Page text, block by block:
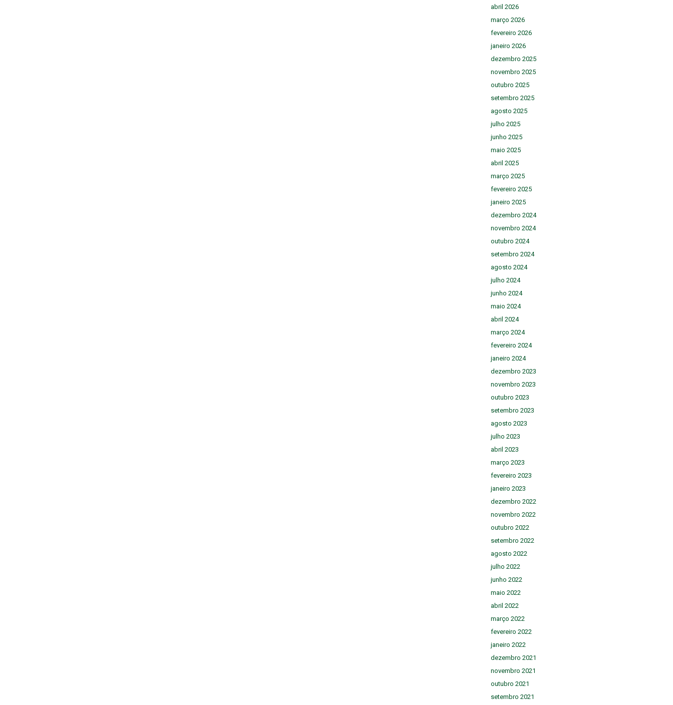
abril 2026
março 2026
fevereiro 2026
janeiro 2026
dezembro 2025
novembro 2025
outubro 2025
setembro 2025
agosto 2025
julho 2025
junho 2025
maio 2025
abril 2025
março 2025
fevereiro 2025
janeiro 2025
dezembro 2024
novembro 2024
outubro 2024
setembro 2024
agosto 2024
julho 2024
junho 2024
maio 2024
abril 2024
março 2024
fevereiro 2024
janeiro 2024
dezembro 2023
novembro 2023
outubro 2023
setembro 2023
agosto 2023
julho 2023
abril 2023
março 2023
fevereiro 2023
janeiro 2023
dezembro 2022
novembro 2022
outubro 2022
setembro 2022
agosto 2022
julho 2022
junho 2022
maio 2022
abril 2022
março 2022
fevereiro 2022
janeiro 2022
dezembro 2021
novembro 2021
outubro 2021
setembro 2021